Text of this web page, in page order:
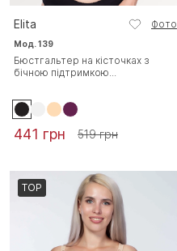
Elita Фото
Мод. 139
Бюстгальтер на кісточках з
бічною підтримкою...
441 грн 519 грн
TOP